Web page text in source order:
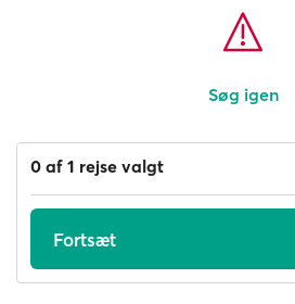
Søg igen
0 af 1 rejse valgt
Fortsæt